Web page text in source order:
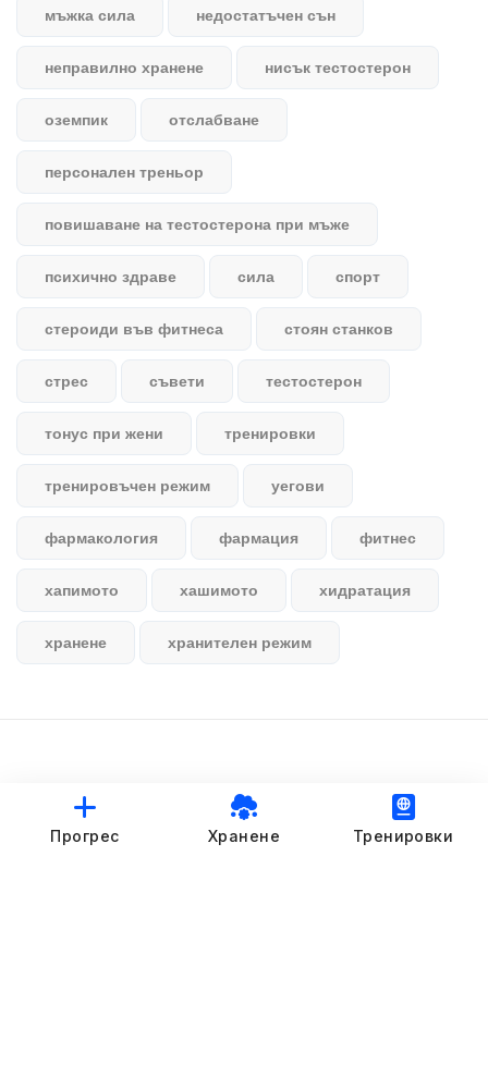
мъжка сила недостатъчен сън
неправилно хранене нисък тестостерон
оземпик отслабване
персонален треньор
повишаване на тестостерона при мъже
психично здраве сила спорт
стероиди във фитнеса стоян станков
стрес съвети тестостерон
тонус при жени тренировки
тренировъчен режим уегови
фармакология фармация фитнес
хапимото хашимото хидратация
хранене хранителен режим
© StankovFit Progress App | 2025
Прогрес Хранене Тренировки